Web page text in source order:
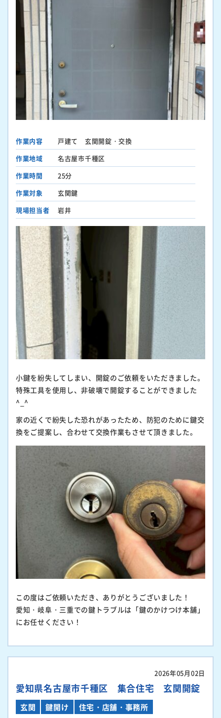
作業内容
戸建て 玄関開錠・交換
作業地域
名古屋市千種区
作業時間
25分
作業対象
玄関鍵
現場担当者
岩井
小鍵を紛失してしまい、開錠のご依頼をいただきました。
特殊工具を使用し、非破壊で開錠することができました
^_^
家の近くで紛失した恐れがあったため、防犯のために鍵交
換をご提案し、合わせて交換作業もさせて頂きました。
この度はご依頼いただき、ありがとうございました！
愛知・岐阜・三重での鍵トラブルは「鍵のかけつけ本舗」
にお任せください！
2026年05月02日
愛知県名古屋市千種区 集合住宅 玄関開錠
玄関 鍵開け 住宅・店舗・事務所